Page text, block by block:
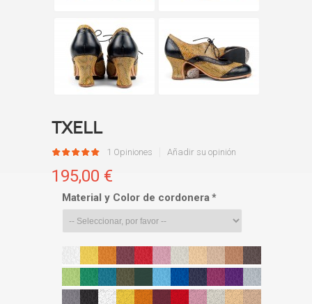
Txell
1 Opiniones Añadir su opinión
195,00 €
Material y Color de cordonera*